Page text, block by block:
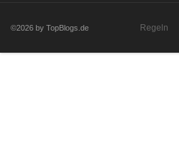
©2026 by TopBlogs.de Regeln